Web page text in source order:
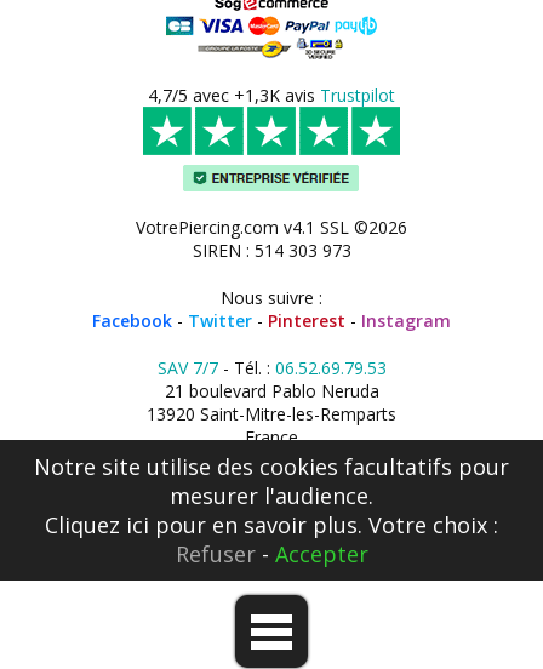
4,7/5 avec +1,3K avis Trustpilot
VotrePiercing.com v4.1 SSL ©2026
SIREN : 514 303 973
Nous suivre :
Facebook - Twitter - Pinterest - Instagram
SAV 7/7- Tél. : 06.52.69.79.53
21 boulevard Pablo Neruda
13920 Saint-Mitre-les-Remparts
France
Notre site utilise des cookies facultatifs pour
mesurer l'audience.
Cliquez ici pour en savoir plus. Votre choix :
Refuser- Accepter